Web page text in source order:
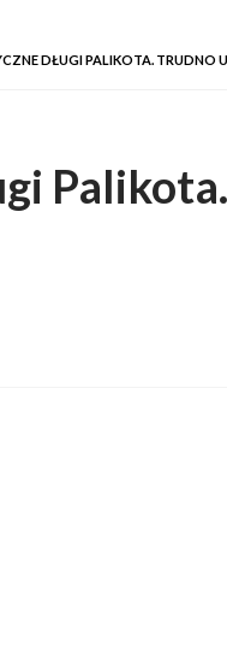
DŁUGI PALIKOTA. TRUDNO